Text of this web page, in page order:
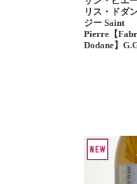
リス・ドダ
ジー Saint
Pierre【
Dodane】